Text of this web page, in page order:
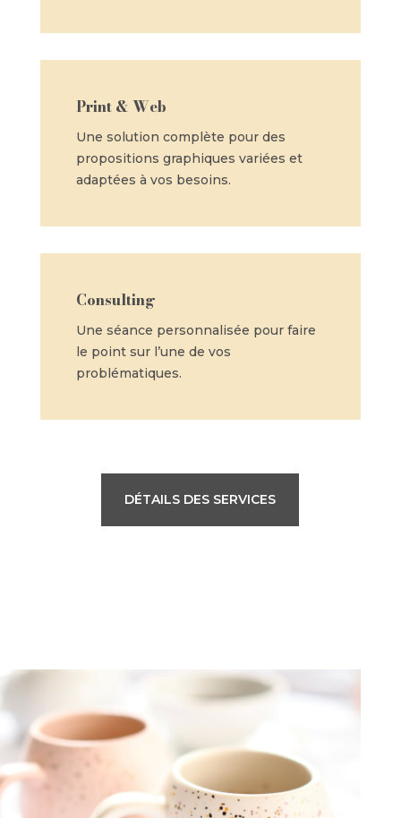
Print & Web
Une solution complète pour des
propositions graphiques variées et
adaptées à vos besoins.
Consulting
Une séance personnalisée pour faire
le point sur l’une de vos
problématiques.
DÉTAILS DES SERVICES